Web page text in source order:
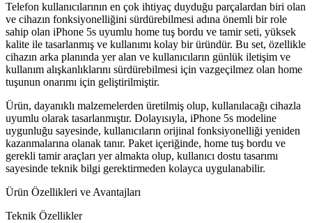
Telefon kullanıcılarının en çok ihtiyaç duyduğu parçalardan biri olan
ve cihazın fonksiyonelliğini sürdürebilmesi adına önemli bir role
sahip olan iPhone 5s uyumlu home tuş bordu ve tamir seti, yüksek
kalite ile tasarlanmış ve kullanımı kolay bir üründür. Bu set, özellikle
cihazın arka planında yer alan ve kullanıcıların günlük iletişim ve
kullanım alışkanlıklarını sürdürebilmesi için vazgeçilmez olan home
tuşunun onarımı için geliştirilmiştir.
Ürün, dayanıklı malzemelerden üretilmiş olup, kullanılacağı cihazla
uyumlu olarak tasarlanmıştır. Dolayısıyla, iPhone 5s modeline
uygunluğu sayesinde, kullanıcıların orijinal fonksiyonelliği yeniden
kazanmalarına olanak tanır. Paket içeriğinde, home tuş bordu ve
gerekli tamir araçları yer almakta olup, kullanıcı dostu tasarımı
sayesinde teknik bilgi gerektirmeden kolayca uygulanabilir.
Ürün Özellikleri ve Avantajları
Teknik Özellikler